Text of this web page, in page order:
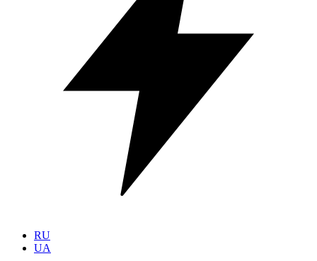
RU
UA